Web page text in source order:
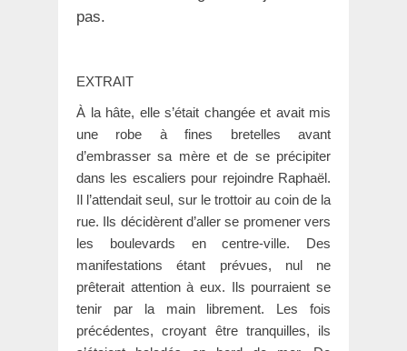
pas.
EXTRAIT
À la hâte, elle s’était changée et avait mis
une robe à fines bretelles avant
d’embrasser sa mère et de se précipiter
dans les escaliers pour rejoindre Raphaël.
Il l’attendait seul, sur le trottoir au coin de la
rue. Ils décidèrent d’aller se promener vers
les boulevards en centre-ville. Des
manifestations étant prévues, nul ne
prêterait attention à eux. Ils pourraient se
tenir par la main librement. Les fois
précédentes, croyant être tranquilles, ils